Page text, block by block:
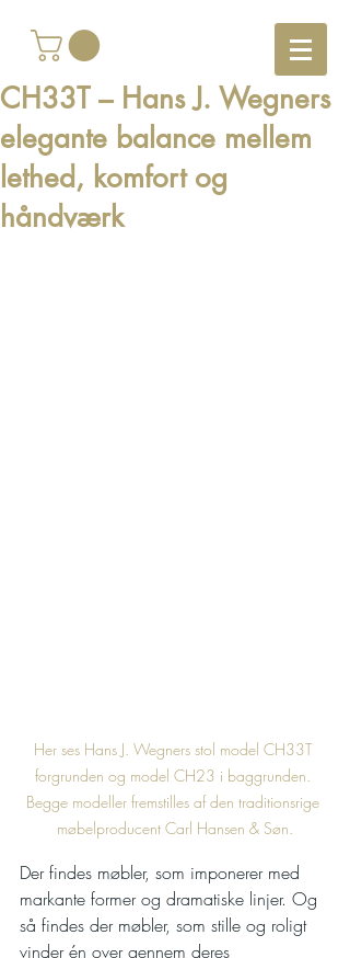
CH33T – Hans J. Wegners
elegante balance mellem
lethed, komfort og
håndværk
Her ses Hans J. Wegners stol model CH33T
forgrunden og model CH23 i baggrunden.
Begge modeller fremstilles af den traditionsrige
møbelproducent Carl Hansen & Søn.
Der findes møbler, som imponerer med
markante former og dramatiske linjer. Og
så findes der møbler, som stille og roligt
vinder én over gennem deres